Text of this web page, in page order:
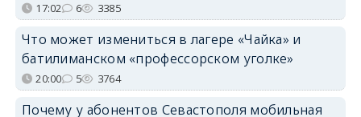
17:02 6 3385
Что может измениться в лагере «Чайка» и
батилиманском «профессорском уголке»
20:00 5 3764
Почему у абонентов Севастополя мобильная